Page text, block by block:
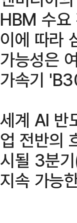
HBM 수요
이에 따라
가능성은
가속기
세계 AI 반
업 전반의
시될 3분
지속 가능